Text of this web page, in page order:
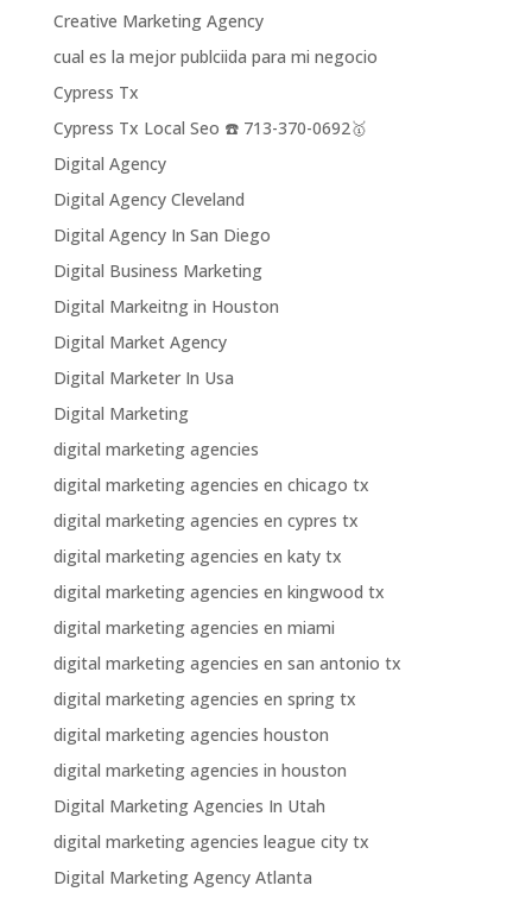
Creative Marketing Agency
cual es la mejor publciida para mi negocio
Cypress Tx
Cypress Tx Local Seo ☎️ 713-370-0692🥇
Digital Agency
Digital Agency Cleveland
Digital Agency In San Diego
Digital Business Marketing
Digital Markeitng in Houston
Digital Market Agency
Digital Marketer In Usa
Digital Marketing
digital marketing agencies
digital marketing agencies en chicago tx
digital marketing agencies en cypres tx
digital marketing agencies en katy tx
digital marketing agencies en kingwood tx
digital marketing agencies en miami
digital marketing agencies en san antonio tx
digital marketing agencies en spring tx
digital marketing agencies houston
digital marketing agencies in houston
Digital Marketing Agencies In Utah
digital marketing agencies league city tx
Digital Marketing Agency Atlanta